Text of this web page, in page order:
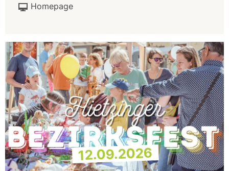
Homepage
12.09.2026